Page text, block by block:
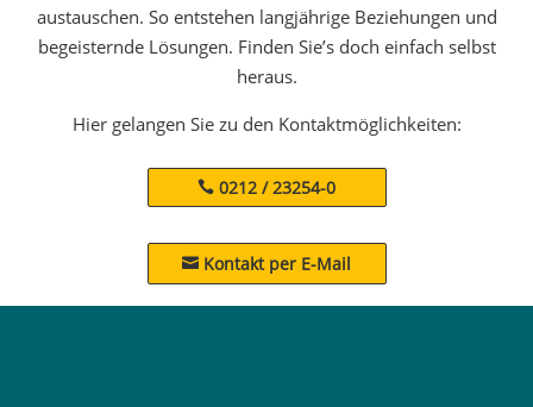
austauschen. So entstehen langjährige Beziehungen und
begeisternde Lösungen. Finden Sie’s doch einfach selbst
heraus.
Hier gelangen Sie zu den Kontaktmöglichkeiten:
0212 / 23254-0
 Kontakt per E-Mail